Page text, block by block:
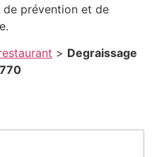
prévention et de
> Degraissage